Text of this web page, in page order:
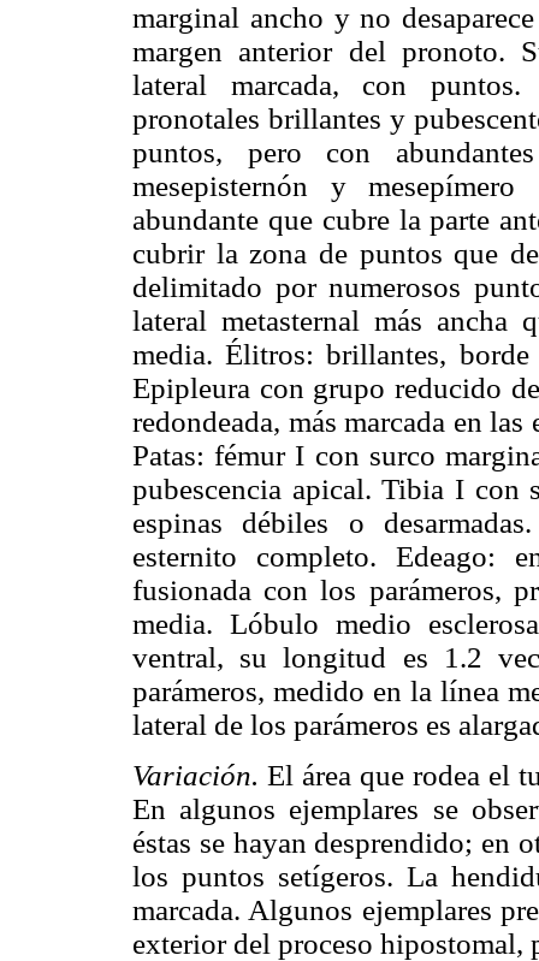
marginal ancho y no
margen anterior del pronoto.
lateral marcada, con
pronotales brillantes y
puntos, pero con
mesepisternón y
abundante que cubre la parte
cubrir la zona de puntos que
delimitado por numerosos
lateral metasternal más
media. Élitros: brillantes,
Epipleura con grupo reducido
redondeada, más marcada en
Patas: fémur I con surco
pubescencia apical. Tibia I
espinas débiles o
esternito completo. Edeago:
fusionada con los parámeros,
media. Lóbulo medio
ventral, su longitud es 1.2
parámeros, medido en la línea
lateral de los parámeros es
Variación. El área que rodea el
En algunos ejemplares se
éstas se hayan desprendido; en
los puntos setígeros. La
marcada. Algunos ejemplares
exterior del proceso hipostomal,